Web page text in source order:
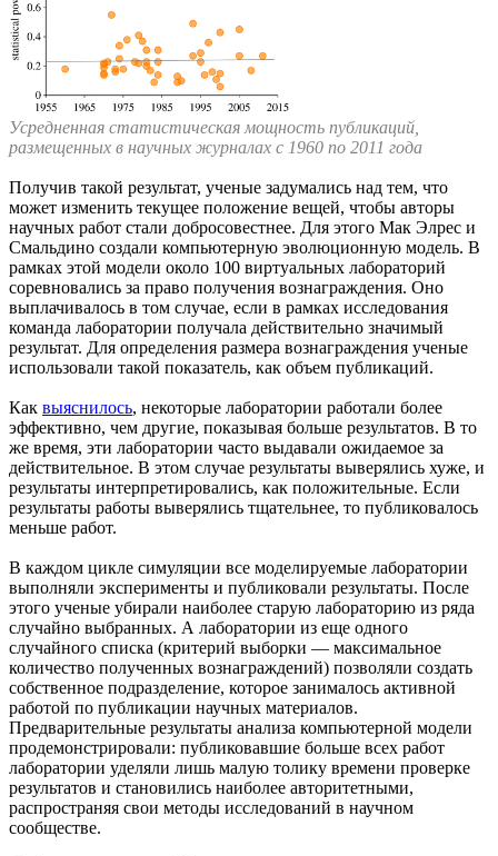
Усредненная статистическая мощность публикаций,
размещенных в научных журналах с 1960 по 2011 года
Получив такой результат, ученые задумались над тем, что
может изменить текущее положение вещей, чтобы авторы
научных работ стали добросовестнее. Для этого Мак Элрес и
Смальдино создали компьютерную эволюционную модель. В
рамках этой модели около 100 виртуальных лабораторий
соревновались за право получения вознаграждения. Оно
выплачивалось в том случае, если в рамках исследования
команда лаборатории получала действительно значимый
результат. Для определения размера вознаграждения ученые
использовали такой показатель, как объем публикаций.
Как выяснилось, некоторые лаборатории работали более
эффективно, чем другие, показывая больше результатов. В то
же время, эти лаборатории часто выдавали ожидаемое за
действительное. В этом случае результаты выверялись хуже, и
результаты интерпретировались, как положительные. Если
результаты работы выверялись тщательнее, то публиковалось
меньше работ.
В каждом цикле симуляции все моделируемые лаборатории
выполняли эксперименты и публиковали результаты. После
этого ученые убирали наиболее старую лабораторию из ряда
случайно выбранных. А лаборатории из еще одного
случайного списка (критерий выборки — максимальное
количество полученных вознаграждений) позволяли создать
собственное подразделение, которое занималось активной
работой по публикации научных материалов.
Предварительные результаты анализа компьютерной модели
продемонстрировали: публиковавшие больше всех работ
лаборатории уделяли лишь малую толику времени проверке
результатов и становились наиболее авторитетными,
распространяя свои методы исследований в научном
сообществе.